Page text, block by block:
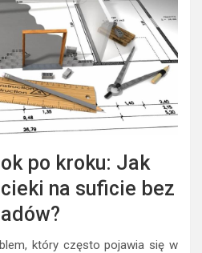
po kroku: Jak
na suficie bez
który często pojawia się w